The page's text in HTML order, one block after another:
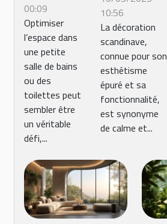
meuble
lave-
mains
pour
petits
espaces
00:09
Optimiser
l’espace dans
une petite
salle de bains
ou des
toilettes peut
sembler être
un véritable
défi,...
éléments
naturels
dans un
décor
scandinave
10:56
La décoration
scandinave,
connue pour son
esthétisme
épuré et sa
fonctionnalité,
est synonyme
de calme et...